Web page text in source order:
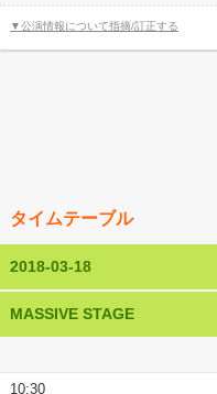
▼公演情報について指摘/訂正する
タイムテーブル
2018-03-18
MASSIVE STAGE
10:30